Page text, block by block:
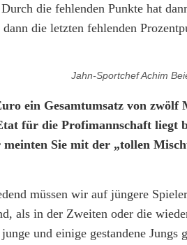
die fehlenden Punkte hat
die letzten fehlenden
Jahn-Sportchef Achim
ein Gesamtumsatz von
für die Profimannschaft liegt
Sie mit der „tollen
müssen wir auf jüngere
als in der Zweiten oder die
und einige gestandene